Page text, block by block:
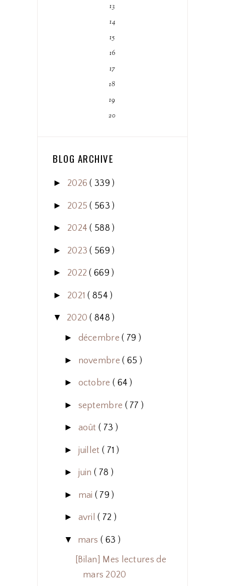
13
14
15
16
17
18
19
20
BLOG ARCHIVE
► 2026( 339 )
► 2025( 563 )
► 2024( 588 )
► 2023( 569 )
► 2022( 669 )
► 2021( 854 )
▼ 2020( 848 )
► décembre( 79 )
► novembre( 65 )
► octobre ( 64 )
► septembre ( 77 )
► août ( 73 )
► juillet ( 71 )
► juin ( 78 )
► mai ( 79 )
► avril( 72 )
▼ mars( 63 )
[Bilan] Mes lectures de
mars 2020